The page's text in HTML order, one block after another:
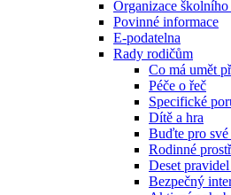
Organizace
Povinné informace
E-podatelna
Rady rodičům
Co má umět
Péče o řeč
Specifické
Dítě a hra
Buďte pro
Rodinné
Deset
Bezpečný